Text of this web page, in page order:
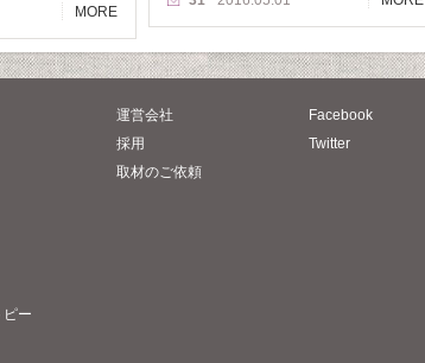
MORE
ー
運営会社
採用
取材のご依頼
Facebook
Twitter